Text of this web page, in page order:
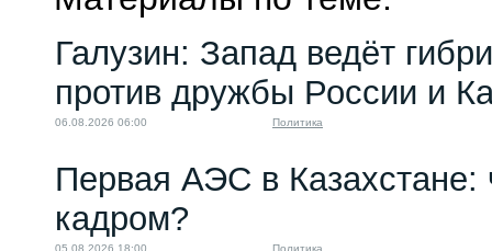
Галузин: Запад ведёт
против дружбы России и
06.08.2026 06:00 Политика
Первая АЭС в Казахстане:
кадром?
05.08.2026 18:00 Политика